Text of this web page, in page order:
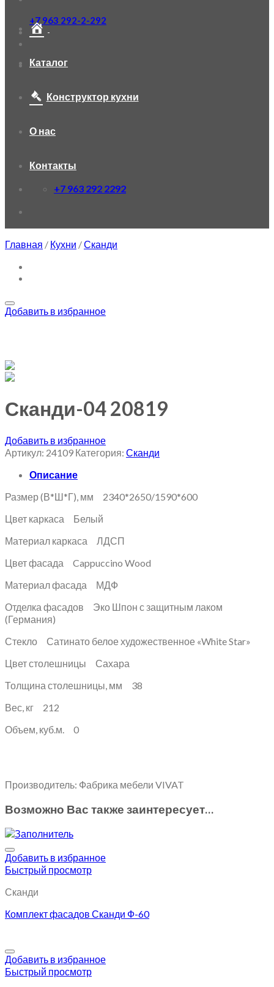
+7 963 292-2-292
Каталог
Конструктор кухни
О нас
Контакты
+7 963 292 2292
Главная / Кухни /Сканди
Добавить в избранное
Сканди-04 20819
Добавить в избранное
Артикул: 24109 Категория: Сканди
Описание
Размер (В*Ш*Г), мм 2340*2650/1590*600
Цвет каркаса Белый
Материал каркаса ЛДСП
Цвет фасада Cappuccino Wood
Материал фасада МДФ
Отделка фасадов Эко Шпон с защитным лаком
(Германия)
Стекло Сатинато белое художественное «White Star»
Цвет столешницы Сахара
Толщина столешницы, мм 38
Вес, кг 212
Объем, куб.м. 0
Производитель: Фабрика мебели VIVAT
Возможно Вас также заинтересует…
Добавить в избранное
Быстрый просмотр
Сканди
Комплект фасадов Сканди Ф-60
Добавить в избранное
Быстрый просмотр